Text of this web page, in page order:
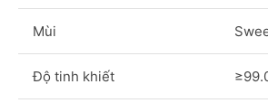
Mùi
Độ tinh khiết